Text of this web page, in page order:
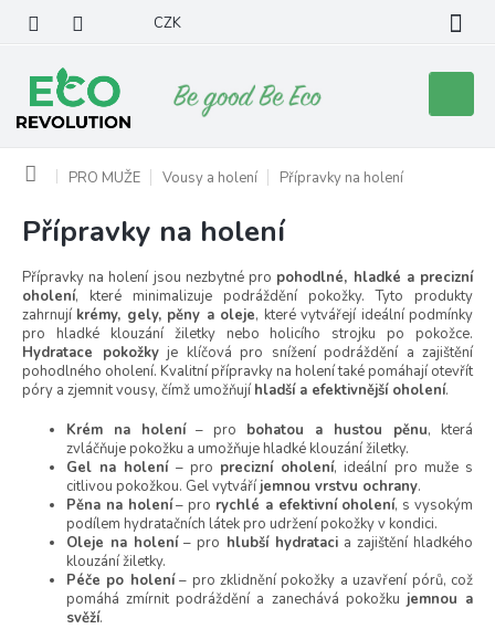
obsah
CZK
košík
Domů PRO MUŽE Vousy a holení Přípravky na holení
Přípravky na holení
Přípravky na holení jsou nezbytné pro pohodlné, hladké a precizní
oholení, které minimalizuje podráždění pokožky. Tyto produkty
zahrnují krémy, gely, pěny a oleje, které vytvářejí ideální podmínky
pro hladké klouzání žiletky nebo holicího strojku po pokožce.
Hydratace pokožkyje klíčová pro snížení podráždění a zajištění
pohodlného oholení. Kvalitní přípravky na holení také pomáhají otevřít
póry a zjemnit vousy, čímž umožňujíhladší a efektivnější oholení.
Krém na holení– pro bohatou a hustou pěnu, která
zvláčňuje pokožku a umožňuje hladké klouzání žiletky.
Gel na holení– pro precizní oholení, ideální pro muže s
citlivou pokožkou. Gel vytváříjemnou vrstvu ochrany.
Pěna na holení– pro rychlé a efektivní oholení, s vysokým
podílem hydratačních látek pro udržení pokožky v kondici.
Oleje na holení– pro hlubší hydratacia zajištění hladkého
klouzání žiletky.
Péče po holení– pro zklidnění pokožky a uzavření pórů, což
pomáhá zmírnit podráždění a zanechává pokožku jemnou a
svěží.